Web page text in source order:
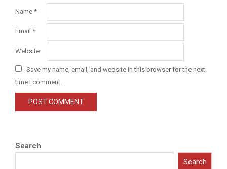
Name *
Email *
Website
Save my name, email, and website in this browser for the next
time I comment.
Search
Search